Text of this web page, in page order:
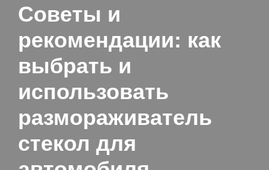
Советы и
рекомендации: как
выбрать и
использовать
размораживатель
стекол для